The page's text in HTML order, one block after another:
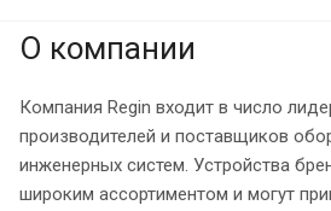
О компании
Компания Regin входит в число
производителей и поставщиков
инженерных систем. Устройства
широким ассортиментом и могут